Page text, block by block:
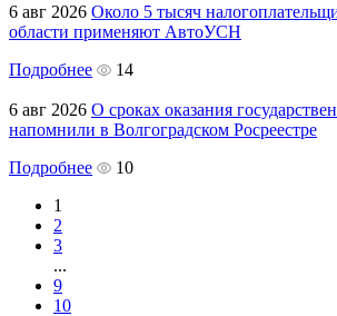
6 авг 2026 Около 5 тысяч
области применяют АвтоУСН
Подробнее
14
6 авг 2026 О сроках оказания
напомнили в Волгоградском Росреестре
Подробнее
10
1
2
3
...
9
10